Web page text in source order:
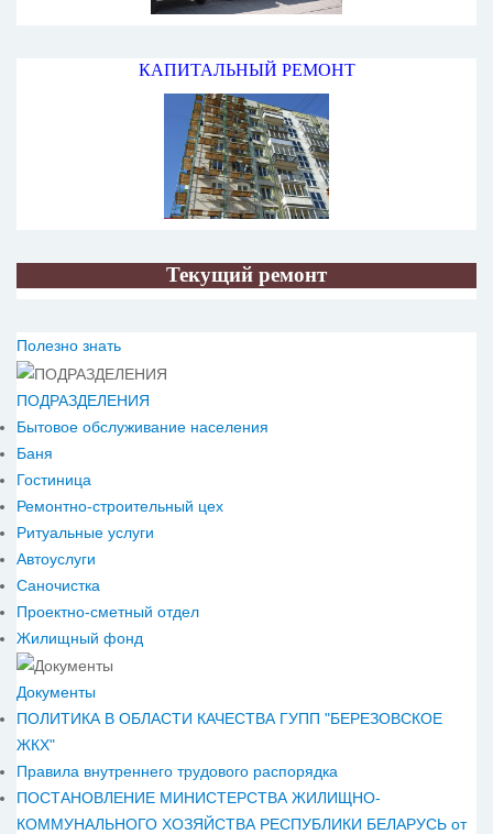
КАПИТАЛЬНЫЙ РЕМОНТ
Текущий ремонт
Полезно знать
ПОДРАЗДЕЛЕНИЯ
Бытовое обслуживание населения
Баня
Гостиница
Ремонтно-строительный цех
Ритуальные услуги
Автоуслуги
Саночистка
Проектно-сметный отдел
Жилищный фонд
Документы
ПОЛИТИКА В ОБЛАСТИ КАЧЕСТВА ГУПП "БЕРЕЗОВСКОЕ
ЖКХ"
Правила внутреннего трудового распорядка
ПОСТАНОВЛЕНИЕ МИНИСТЕРСТВА ЖИЛИЩНО-
КОММУНАЛЬНОГО ХОЗЯЙСТВА РЕСПУБЛИКИ БЕЛАРУСЬ от